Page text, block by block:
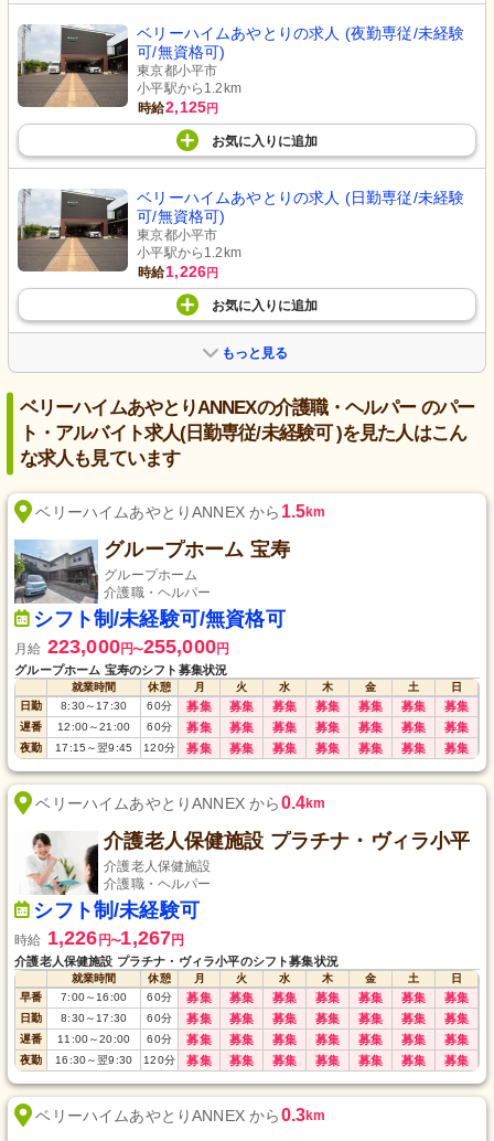
ベリーハイムあやとりの求人 (夜勤専従/未経験
可/無資格可)
東京都小平市
小平駅から1.2km
時給2,125円
お気に入り に追加
ベリーハイムあやとりの求人 (日勤専従/未経験
可/無資格可)
東京都小平市
小平駅から1.2km
時給1,226円
お気に入り に追加
もっと見る
ベリーハイムあやとりANNEXの介護職・ヘルパー のパー
ト・アルバイト求人(日勤専従/未経験可 )を見た人はこん
な求人も見ています
ベリーハイムあやとりANNEX から 1.5km
グループホーム 宝寿
グループホーム
介護職・ヘルパー
シフト制/未経験可/無資格可
月給 223,000円〜255,000円
グループホーム 宝寿のシフト募集状況
就業時間 休憩 月 火 水 木 金 土
日
日勤
8:30～ 17:30 60分 募集 募集 募集 募集 募集 募集 募集
遅番 12:00～21:00 60分 募集 募集 募集 募集 募集 募集 募集
夜勤 17:15 ～翌9:45 120分 募集 募集 募集 募集 募集 募集 募集
ベリーハイムあやとりANNEX から0.4km
介護老人保健施設 プラチナ・ヴィラ小平
介護老人保健施設
介護職・ヘルパー
シフト制/未経験可
時給 1,226 円〜1,267円
介護老人保健施設 プラチナ・ヴィラ小平のシフト募集状況
就業時間 休憩 月 火 水 木 金 土
日
早番
7:00～ 16:00 60分 募集 募集 募集 募集 募集 募集 募集
日勤 8:30～ 17:30 60分 募集 募集 募集 募集 募集 募集 募集
遅番 11:00～20:00 60分 募集 募集 募集 募集 募集 募集 募集
夜勤 16:30～翌9:30 120分 募集 募集 募集 募集 募集 募集 募集
ベリーハイムあやとりANNEX から0.3km